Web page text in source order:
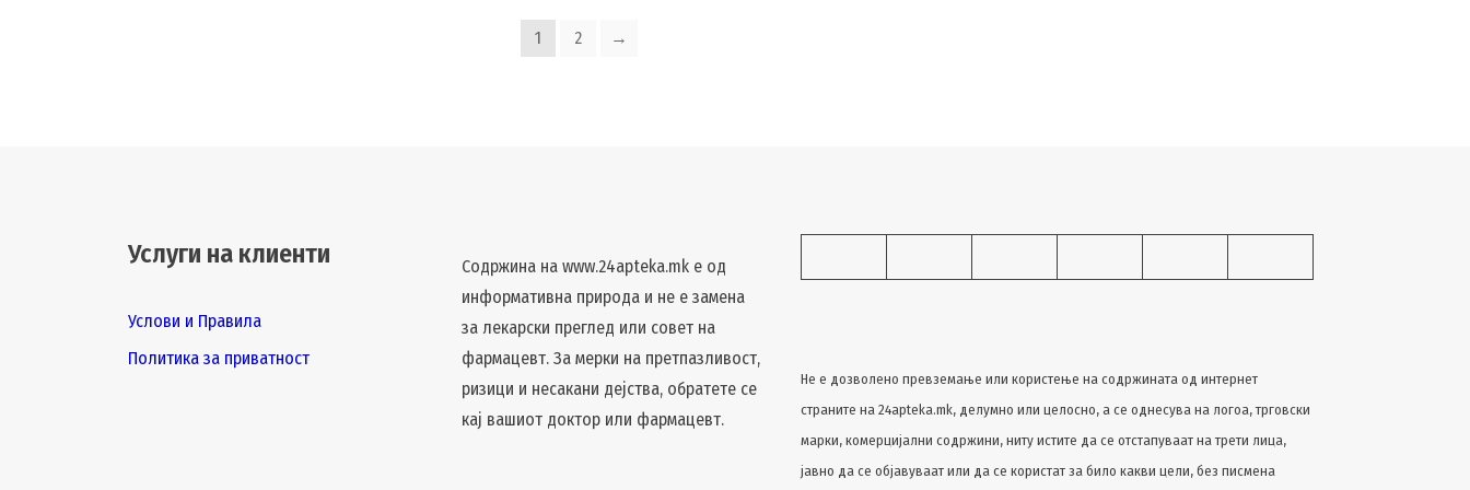
1 2 →
Услуги на клиенти
Услови и Правила
Политика за приватност
Содржина на www.24apteka.mk е од
информативна природа и не е замена
за лекарски преглед или совет на
фармацевт. За мерки на претпазливост,
ризици и несакани дејства, обратете се
кај вашиот доктор или фармацевт.
Не е дозволено превземање или користење на содржината од интернет
страните на 24apteka.mk, делумно или целосно, a се однесува на логоа, трговски
марки, комерцијални содржини, ниту истите да се отстапуваат на трети лица,
јавно да се објавуваат или да се користат за било какви цели, без писмена